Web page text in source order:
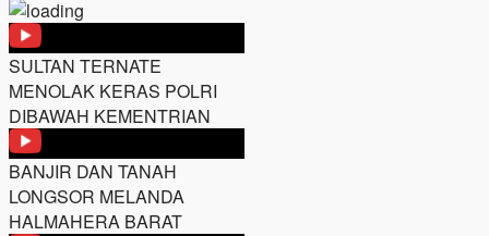
SULTAN TERNATE
MENOLAK KERAS POLRI
DIBAWAH KEMENTRIAN
BANJIR DAN TANAH
LONGSOR MELANDA
HALMAHERA BARAT